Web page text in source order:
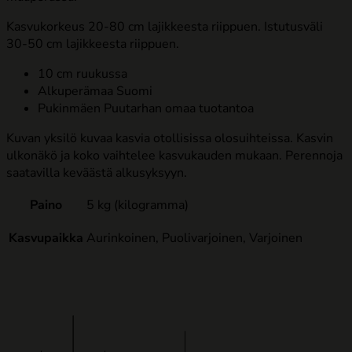
Kasvukorkeus 20-80 cm lajikkeesta riippuen. Istutusväli
30-50 cm lajikkeesta riippuen.
10 cm ruukussa
Alkuperämaa Suomi
Pukinmäen Puutarhan omaa tuotantoa
Kuvan yksilö kuvaa kasvia otollisissa olosuihteissa. Kasvin
ulkonäkö ja koko vaihtelee kasvukauden mukaan. Perennoja
saatavilla keväästä alkusyksyyn.
Paino
5 kg (kilogramma)
Kasvupaikka Aurinkoinen, Puolivarjoinen, Varjoinen